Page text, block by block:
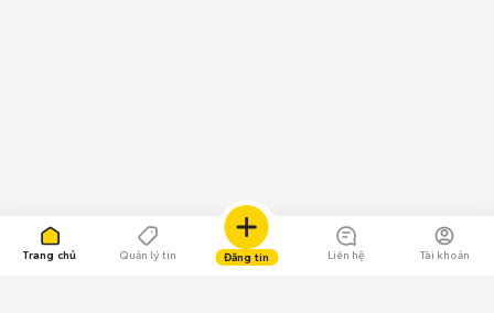
Trang chủ Quản lý tin Đăng tin Liên hệ Tài khoản